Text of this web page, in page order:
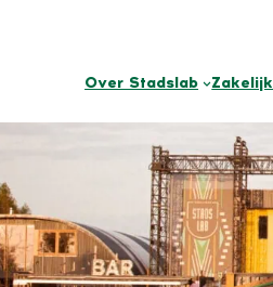
Over Stadslab Zakelijk